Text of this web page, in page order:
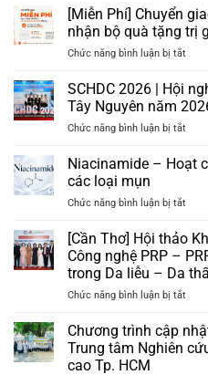
[Miễn Phí] Chuyển
nhận bộ quà tặng trị
Chức năng bình luận bị tắtở
giao
quy
cấp
và
bộ
quà
tặng
giá
3tr
đồng
SCHDC 2026 | Hội
Tây Nguyên năm
Chức năng bình luận bị tắtở
2026
|
nghị
liễu
Nam
Bộ
và
năm
Niacinamide – Hoạt
các loại mụn
Chức năng bình luận bị tắtở
Hoạt
chất
“đa
xử
các
[Cần Thơ] Hội thảo
Công nghệ PRP –
trong Da liễu – Da
Chức năng bình luận bị tắtở
Thơ]
Hội
thảo
Chương trình cập
Trung tâm Nghiên
cao Tp. HCM